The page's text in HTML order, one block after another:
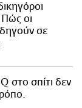
οι
σε
στο σπίτι δεν